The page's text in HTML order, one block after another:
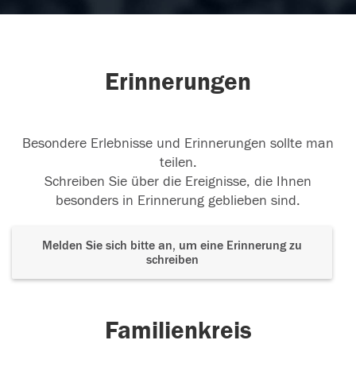
Erinnerungen
Besondere Erlebnisse und Erinnerungen sollte man
teilen.
Schreiben Sie über die Ereignisse, die Ihnen
besonders in Erinnerung geblieben sind.
Melden Sie sich bitte an, um eine Erinnerung zu
schreiben
Familienkreis